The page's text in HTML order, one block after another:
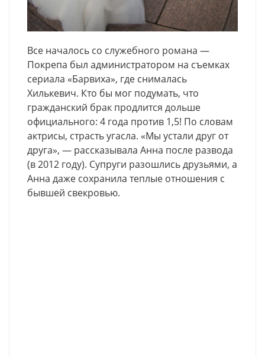
Все началось со служебного романа —
Покрепа был администратором на съемках
сериала «Барвиха», где снималась
Хилькевич. Кто бы мог подумать, что
гражданский брак продлится дольше
официального: 4 года против 1,5! По словам
актрисы, страсть угасла. «Мы устали друг от
друга», — рассказывала Анна после развода
(в 2012 году). Супруги разошлись друзьями, а
Анна даже сохранила теплые отношения с
бывшей свекровью.